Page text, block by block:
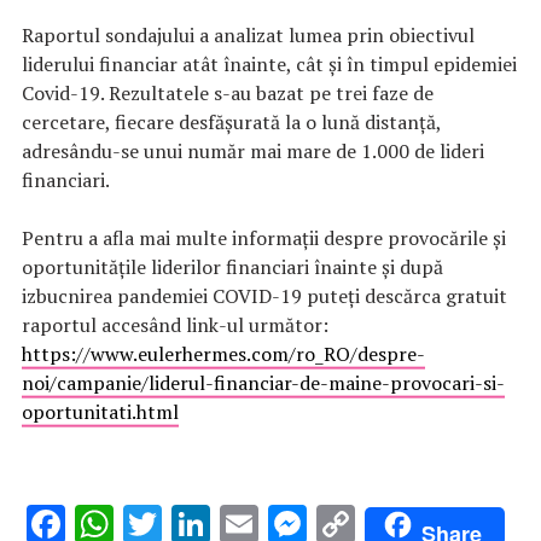
Raportul sondajului a analizat lumea prin obiectivul
liderului financiar atât înainte, cât și în timpul epidemiei
Covid-19. Rezultatele s-au bazat pe trei faze de
cercetare, fiecare desfășurată la o lună distanță,
adresându-se unui număr mai mare de 1.000 de lideri
financiari.
Pentru a afla mai multe informații despre provocările și
oportunitățile liderilor financiari înainte și după
izbucnirea pandemiei COVID-19 puteți descărca gratuit
raportul accesând link-ul următor:
https://www.eulerhermes.com/ro_RO/despre-
noi/campanie/liderul-financiar-de-maine-provocari-si-
oportunitati.html
F W T Li E M C Share